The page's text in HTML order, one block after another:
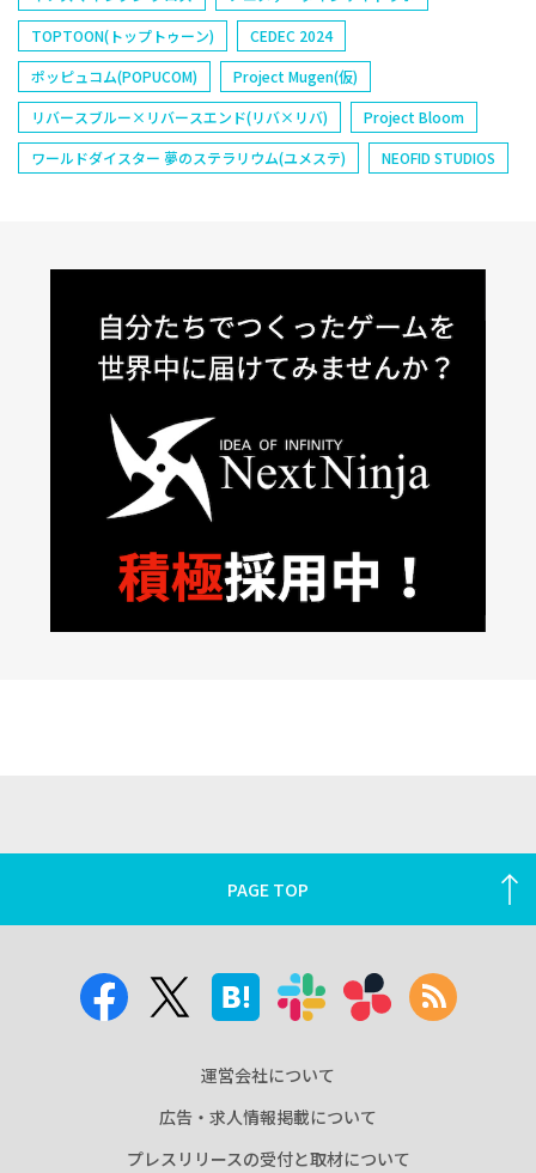
TOPTOON(トップトゥーン)
CEDEC 2024
ポッピュコム(POPUCOM)
Project Mugen(仮)
リバースブルー×リバースエンド(リバ×リバ)
Project Bloom
ワールドダイスター 夢のステラリウム(ユメステ)
NEOFID STUDIOS
PAGE TOP
運営会社について
広告・求人情報掲載について
プレスリリースの受付と取材について